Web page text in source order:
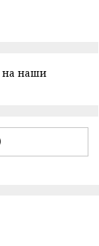
на наши